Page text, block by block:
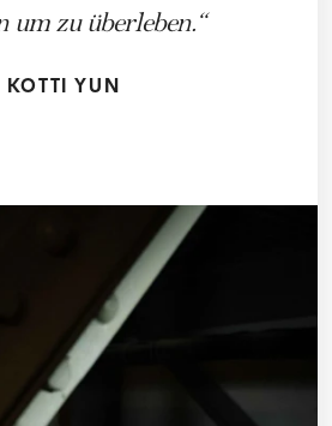
um zu überleben.
KOTTI YUN